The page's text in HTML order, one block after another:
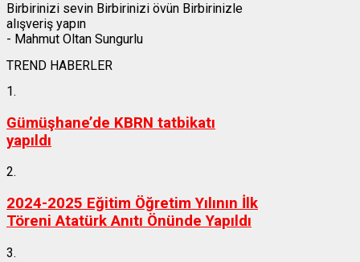
Birbirinizi sevin Birbirinizi övün Birbirinizle
alışveriş yapın
- Mahmut Oltan Sungurlu
TREND HABERLER
1.
Gümüşhane’de KBRN tatbikatı
yapıldı
2.
2024-2025 Eğitim Öğretim Yılının İlk
Töreni Atatürk Anıtı Önünde Yapıldı
3.